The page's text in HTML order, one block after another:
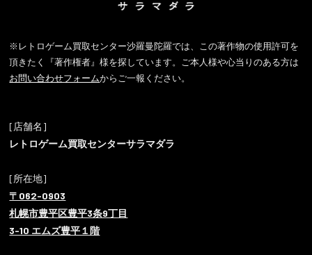
※レトロゲーム買取センター沙羅曼陀羅では、この著作物の使用許可を
頂きたく『著作権者』様を探しています。ご本人様や心当りのある方は
お問い合わせフォームからご一報ください。
[店舗名]
レトロゲーム買取センターサラマダラ
[所在地]
〒062-0903
札幌市豊平区豊平3条9丁目
3-10 エムズ豊平１階